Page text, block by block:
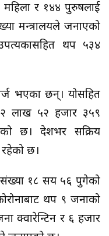
र १४४ पुरुषलाई
मन्त्रालयले जनाएको
थप ५३४
भएका छन्। योसहित
२ लाख ५२ हजार ३५९
छ। देशभर सक्रिय
छ।
संख्या १८ सय ५६ पुगेको
थप ९ जनाको
क्वारेन्टिन र ६ हजार